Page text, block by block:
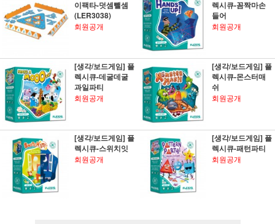
이팩타-덧셈뺄셈
(LER3038)
회원공개
렉시큐-꼼짝마손
들어
회원공개
[생각/보드게임] 플
렉시큐-데굴데굴
과일파티
회원공개
[생각/보드게임] 플
렉시큐-몬스터매
쉬
회원공개
[생각/보드게임] 플
렉시큐-스위치잇
회원공개
[생각/보드게임] 플
렉시큐-패턴파티
회원공개